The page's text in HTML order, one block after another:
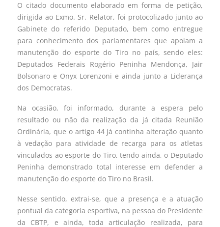
O citado documento elaborado em forma de petição,
dirigida ao Exmo. Sr. Relator, foi protocolizado junto ao
Gabinete do referido Deputado, bem como entregue
para conhecimento dos parlamentares que apoiam a
manutenção do esporte do Tiro no país, sendo eles:
Deputados Federais Rogério Peninha Mendonça, Jair
Bolsonaro e Onyx Lorenzoni e ainda junto a Liderança
dos Democratas.
Na ocasião, foi informado, durante a espera pelo
resultado ou não da realização da já citada Reunião
Ordinária, que o artigo 44 já continha alteração quanto
à vedação para atividade de recarga para os atletas
vinculados ao esporte do Tiro, tendo ainda, o Deputado
Peninha demonstrado total interesse em defender a
manutenção do esporte do Tiro no Brasil.
Nesse sentido, extrai-se, que a presença e a atuação
pontual da categoria esportiva, na pessoa do Presidente
da CBTP, e ainda, toda articulação realizada, para